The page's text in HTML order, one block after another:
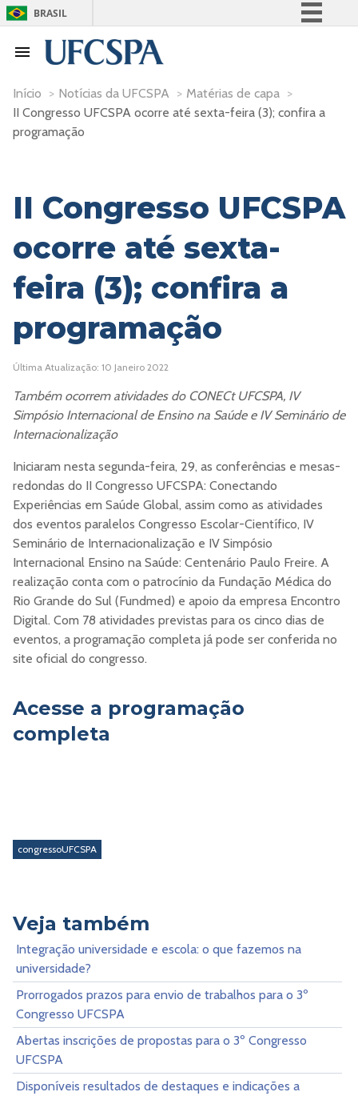
BRASIL
Participe
Acesso à informação
Início > Notícias da UFCSPA > Matérias de capa >
II Congresso UFCSPA ocorre até sexta-feira (3); confira a
programação
II Congresso UFCSPA
ocorre até sexta-
feira (3); confira a
programação
Última Atualização: 10 Janeiro 2022
Também ocorrem atividades do CONECt UFCSPA, IV
Simpósio Internacional de Ensino na Saúde e IV Seminário de
Internacionalização
Iniciaram nesta segunda-feira, 29, as conferências e mesas-
redondas do II Congresso UFCSPA: Conectando
Experiências em Saúde Global, assim como as atividades
dos eventos paralelos Congresso Escolar-Científico, IV
Seminário de Internacionalização e IV Simpósio
Internacional Ensino na Saúde: Centenário Paulo Freire. A
realização conta com o patrocínio da Fundação Médica do
Rio Grande do Sul (Fundmed) e apoio da empresa Encontro
Digital. Com 78 atividades previstas para os cinco dias de
eventos, a programação completa já pode ser conferida no
site oficial do congresso.
Acesse a programação
completa
congressoUFCSPA
Veja também
Integração universidade e escola: o que fazemos na
universidade?
Prorrogados prazos para envio de trabalhos para o 3º
Congresso UFCSPA
Abertas inscrições de propostas para o 3º Congresso
UFCSPA
Disponíveis resultados de destaques e indicações a